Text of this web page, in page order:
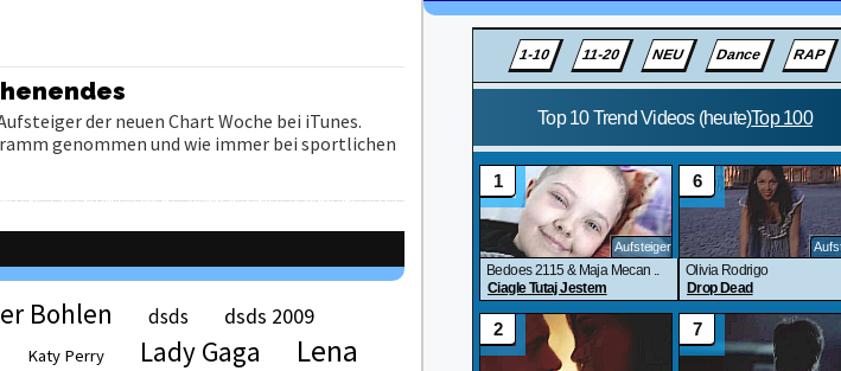
der neuen Chart Woche bei iTunes.
genommen und wie immer bei sportlichen
Bohlen dsds dsds 2009
Katy Perry Lady Gaga Lena